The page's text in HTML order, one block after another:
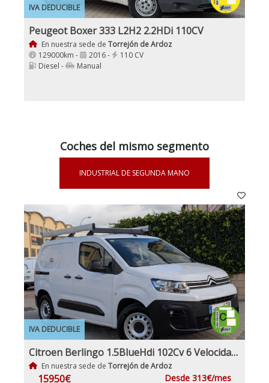
IVA DEDUCIBLE
Peugeot Boxer 333 L2H2 2.2HDi 110CV
En nuestra sede de Torrejón de Ardoz
129000km -
2016 -
110 CV
Diesel -
Manual
Coches del mismo segmento
INDUSTRIAL DE SEGUNDA MANO
IVA DEDUCIBLE
Citroen Berlingo 1.5BlueHdi 102Cv 6 Velocidades Etiqueta C IVA y Garantía Incl Nacional Historial mantenimiento
En nuestra sede de Torrejón de Ardoz
15950€ Desde 313€/mes